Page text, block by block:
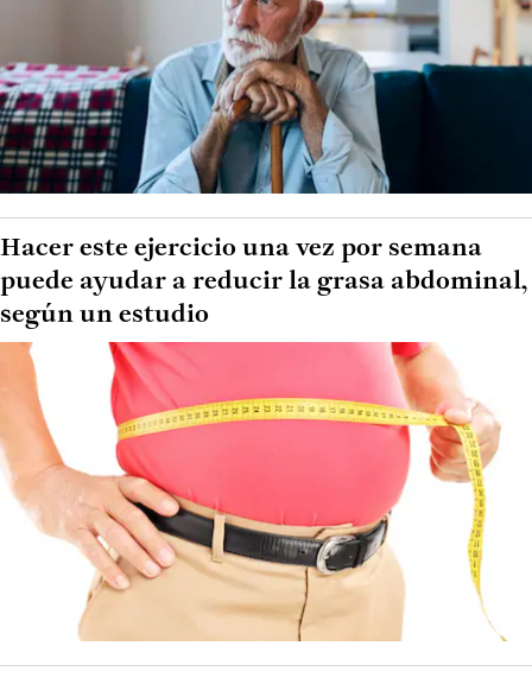
Hacer este ejercicio una vez por semana
puede ayudar a reducir la grasa abdominal,
según un estudio